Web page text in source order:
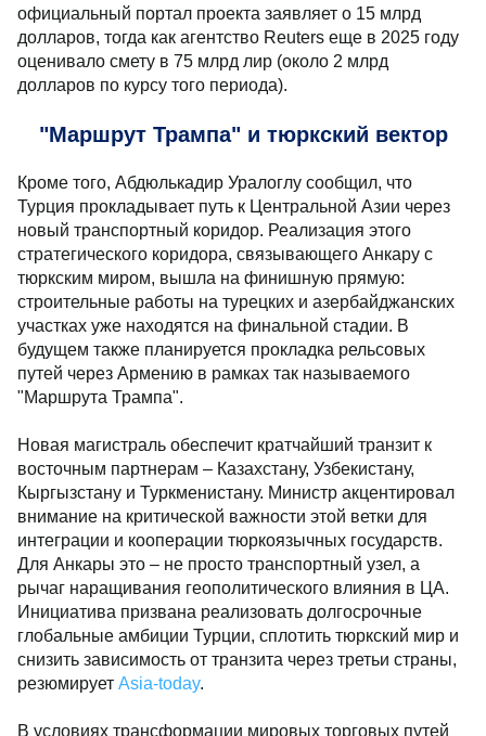
официальный портал проекта заявляет о 15 млрд
долларов, тогда как агентство Reuters еще в 2025 году
оценивало смету в 75 млрд лир (около 2 млрд
долларов по курсу того периода).
"Маршрут Трампа" и тюркский вектор
Кроме того, Абдюлькадир Уралоглу сообщил, что
Турция прокладывает путь к Центральной Азии через
новый транспортный коридор. Реализация этого
стратегического коридора, связывающего Анкару с
тюркским миром, вышла на финишную прямую:
строительные работы на турецких и азербайджанских
участках уже находятся на финальной стадии. В
будущем также планируется прокладка рельсовых
путей через Армению в рамках так называемого
"Маршрута Трампа".
Новая магистраль обеспечит кратчайший транзит к
восточным партнерам – Казахстану, Узбекистану,
Кыргызстану и Туркменистану. Министр акцентировал
внимание на критической важности этой ветки для
интеграции и кооперации тюркоязычных государств.
Для Анкары это – не просто транспортный узел, а
рычаг наращивания геополитического влияния в ЦА.
Инициатива призвана реализовать долгосрочные
глобальные амбиции Турции, сплотить тюркский мир и
снизить зависимость от транзита через третьи страны,
резюмирует Аsia-today.
В условиях трансформации мировых торговых путей